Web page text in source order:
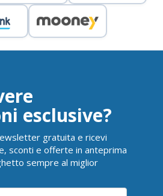
esclusive?
gratuita e ricevi
sconti e offerte in anteprima
sempre al miglior